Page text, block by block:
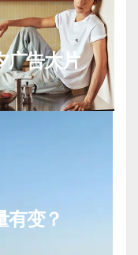
告大片
有变？